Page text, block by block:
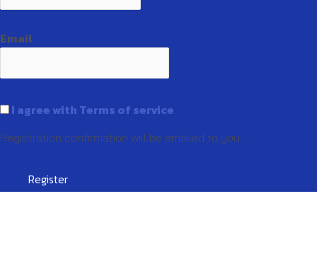
Email
I agree with Terms of service
Registration confirmation will be emailed to you.